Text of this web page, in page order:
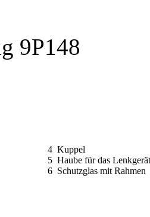
9P148
4 Kuppel
5 Haube für das Lenkgerät
6 Schutzglas mit Rahmen